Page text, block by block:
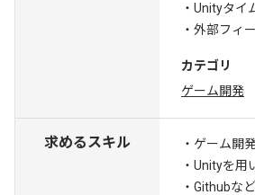
・Unityタイ
・外部フィ
カテゴリ
ゲーム開発
求めるスキル
・ゲーム開
・Unityを用
・Githubな